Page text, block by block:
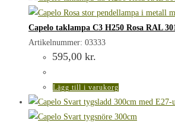
Capelo taklampa C3 H250 Rosa RAL
Artikelnummer: 03333
595,00 kr.
Lägg till i varukorg